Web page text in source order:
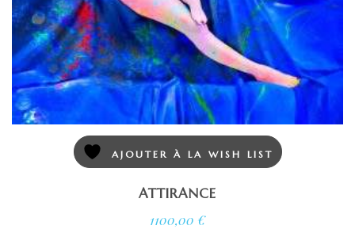
AJOUTER À LA WISH LIST
ATTIRANCE
1100,00 €